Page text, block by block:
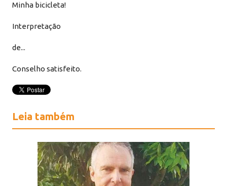
Minha bicicleta!
Interpretação
de...
Conselho satisfeito.
Leia também